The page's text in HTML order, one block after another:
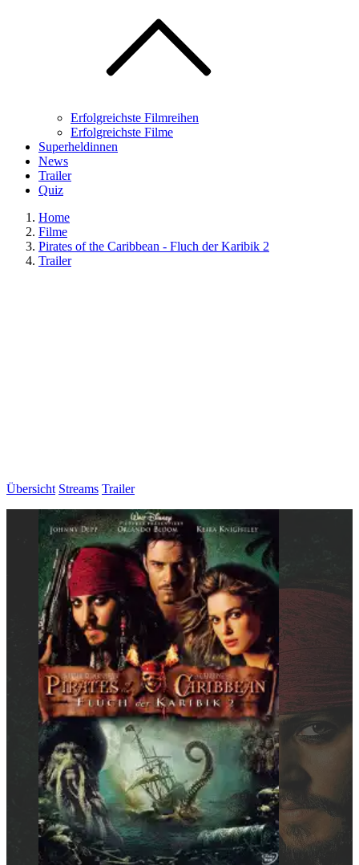
Erfolgreichste Filmreihen
Erfolgreichste Filme
Superheldinnen
News
Trailer
Quiz
Home
Filme
Pirates of the Caribbean - Fluch der Karibik 2
Trailer
Übersicht Streams Trailer